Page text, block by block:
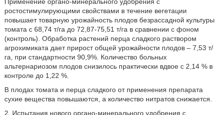
ростостимулирующими свойствами в течение вегетации
повышает товарную урожайность плодов безрассадной культуры
томата с 68,74 т/га до 72,87-75,51 т/га в сравнении с фоном
(контроль). Обработка растений перца сладкого раствором
агрохимиката дает прирост общей урожайности плодов – 7,53 т/
га, при стандартности 90,9%. Количество больных
альтернариозом плодов снизилось практически вдвое с 2,14 % в
контроле до 1,22 %.
В плодах томата и перца сладкого от применения препарата
сухие вещества повышаются, а количество нитратов снижается.
2. Испытания нового органо-минерального удобрения с